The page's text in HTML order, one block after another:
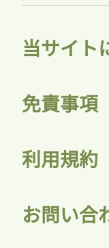
当サイト
免責事項
利用規約
お問い合